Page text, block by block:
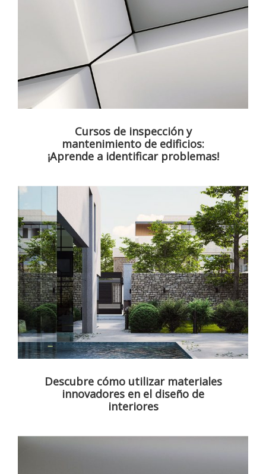
Cursos de inspección y
mantenimiento de edificios:
¡Aprende a identificar problemas!
Descubre cómo utilizar materiales
innovadores en el diseño de
interiores